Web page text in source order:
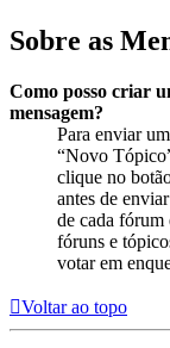
Sobre as
Como posso criar
mensagem?
Para enviar
“Novo
clique no
antes de
de cada fórum
fóruns e
votar em
Voltar ao topo